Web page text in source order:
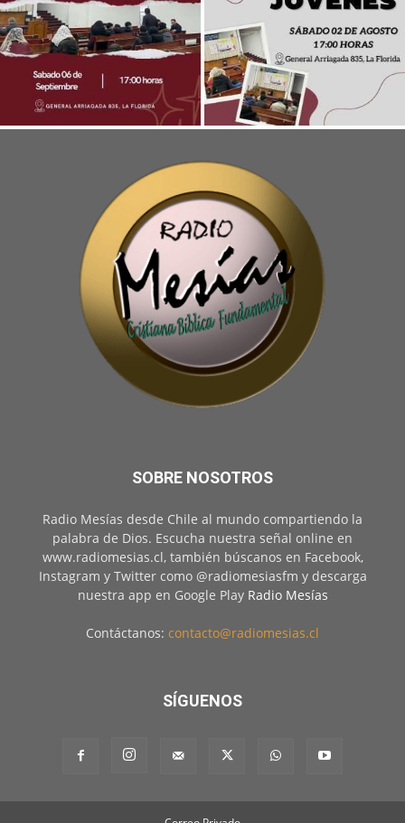
SOBRE NOSOTROS
Radio Mesías desde Chile al mundo compartiendo la
palabra de Dios. Escucha nuestra señal online en
www.radiomesias.cl, también búscanos en Facebook,
Instagram y Twitter como @radiomesiasfm y descarga
nuestra app en Google Play Radio Mesías
Contáctanos: contacto@radiomesias.cl
SÍGUENOS